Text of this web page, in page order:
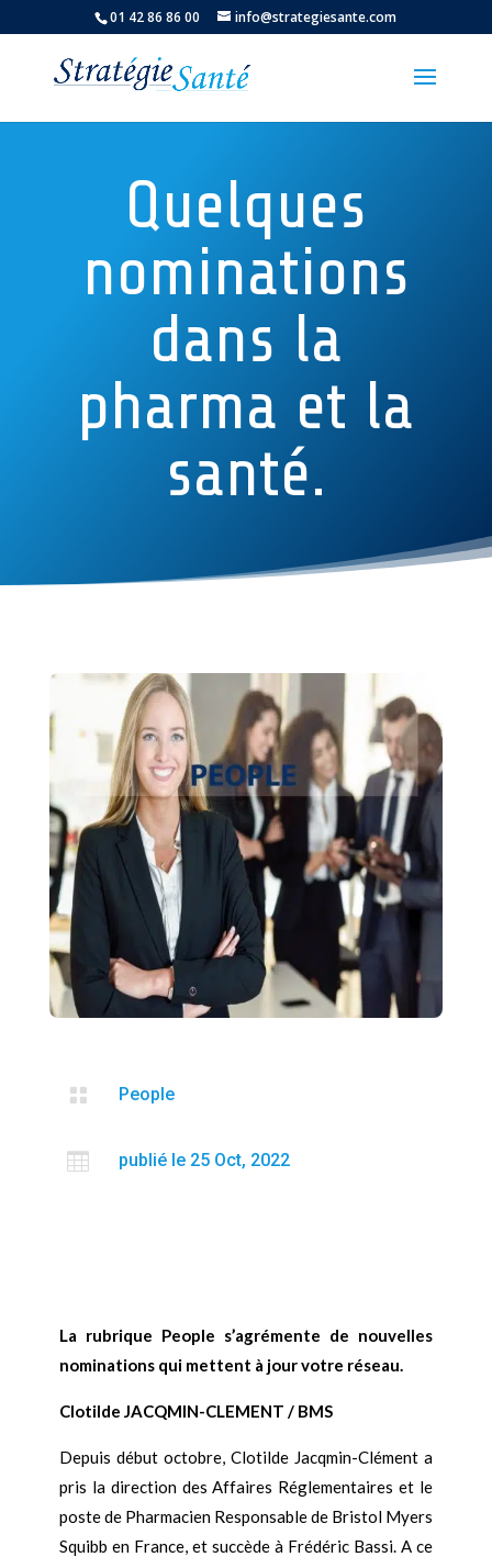
01 42 86 86 00 info@strategiesante.com
Quelques
nominations
dans la
pharma et la
santé.
 People
 publié le 25 Oct, 2022
La rubrique People s’agrémente de nouvelles
nominations qui mettent à jour votre réseau.
Clotilde JACQMIN-CLEMENT / BMS
Depuis début octobre, Clotilde Jacqmin-Clément a
pris la direction des Affaires Réglementaires et le
poste de Pharmacien Responsable de Bristol Myers
Squibb en France, et succède à Frédéric Bassi. A ce